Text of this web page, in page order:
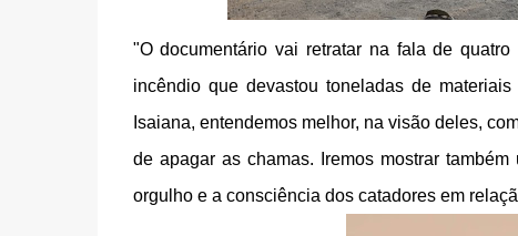
"O documentário vai retratar na fala de
incêndio que devastou toneladas de
Isaiana, entendemos melhor, na visão deles,
de apagar as chamas. Iremos mostrar
orgulho e a consciência dos catadores em